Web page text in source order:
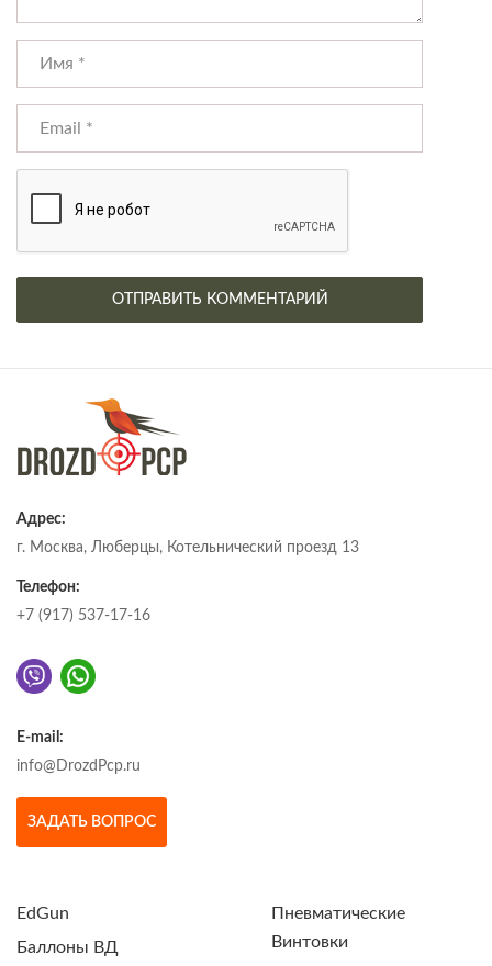
Адрес:
г. Москва, Люберцы, Котельнический проезд 13
Телефон:
+7 (917) 537-17-16
E-mail:
info@DrozdPcp.ru
ЗАДАТЬ ВОПРОС
EdGun
Баллоны ВД
Пневматические
Винтовки